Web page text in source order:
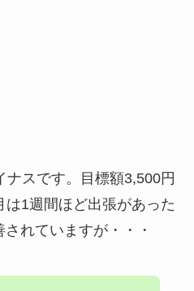
ナスです。目標額3,500円
1週間ほど出張があった
れていますが・・・